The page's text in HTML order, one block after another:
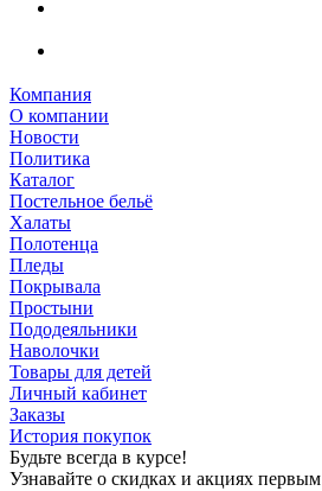
Компания
О компании
Новости
Политика
Каталог
Постельное бельё
Халаты
Полотенца
Пледы
Покрывала
Простыни
Пододеяльники
Наволочки
Товары для детей
Личный кабинет
Заказы
История покупок
Будьте всегда в курсе!
Узнавайте о скидках и акциях первым